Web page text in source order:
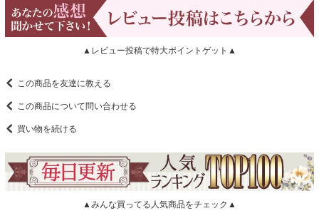
▲レビュー投稿で特大ポイントゲット▲
この商品を友達に教える
この商品について問い合わせる
買い物を続ける
▲みんな買ってる人気商品をチェック▲